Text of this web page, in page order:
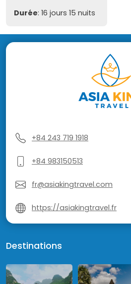
Durée: 16 jours 15 nuits
+84 243 719 1918
+84 983150513
fr@asiakingtravel.com
https://asiakingtravel.fr
Destinations